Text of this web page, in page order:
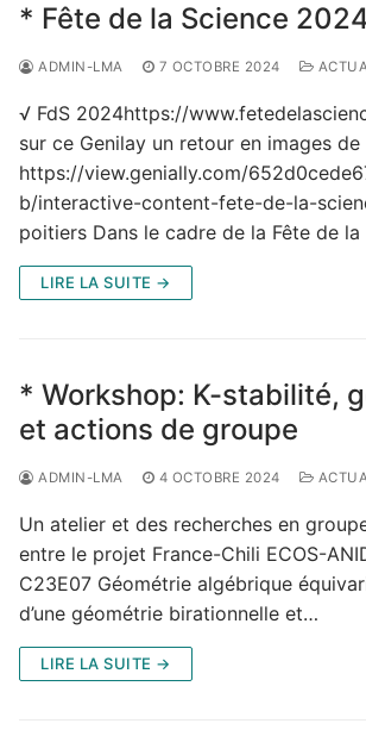
* Fête de la Science
ADMIN-LMA 7 OCTOBRE 2024
√ FdS 2024https://
sur ce Genilay un retour en images
https://view.genially.com/
b/interactive-content-fete-de-la-
poitiers Dans le cadre de la Fête de
LIRE LA SUITE →
* Workshop: K-stabilité,
et actions de groupe
ADMIN-LMA 4 OCTOBRE 2024
Un atelier et des recherches en
entre le projet France-Chili ECOS-
C23E07 Géométrie algébrique
d’une géométrie birationnelle et…
LIRE LA SUITE →